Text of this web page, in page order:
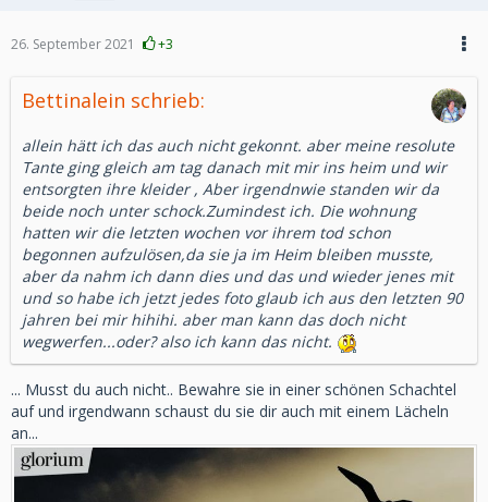
26. September 2021 +3
Bettinalein schrieb:
allein hätt ich das auch nicht gekonnt. aber meine resolute
Tante ging gleich am tag danach mit mir ins heim und wir
entsorgten ihre kleider , Aber irgendnwie standen wir da
beide noch unter schock.Zumindest ich. Die wohnung
hatten wir die letzten wochen vor ihrem tod schon
begonnen aufzulösen,da sie ja im Heim bleiben musste,
aber da nahm ich dann dies und das und wieder jenes mit
und so habe ich jetzt jedes foto glaub ich aus den letzten 90
jahren bei mir hihihi. aber man kann das doch nicht
wegwerfen...oder? also ich kann das nicht.
... Musst du auch nicht.. Bewahre sie in einer schönen Schachtel
auf und irgendwann schaust du sie dir auch mit einem Lächeln
an...